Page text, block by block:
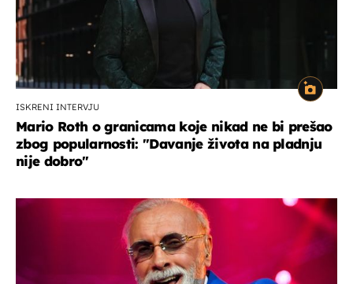
ISKRENI INTERVJU
Mario Roth o granicama koje nikad ne bi prešao
zbog popularnosti: "Davanje života na pladnju
nije dobro"